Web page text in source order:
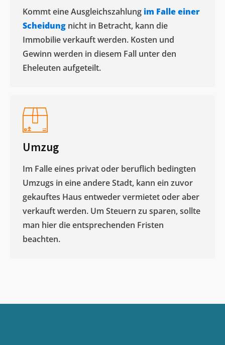
Kommt eine Ausgleichszahlung im Falle einer
Scheidung nicht in Betracht, kann die
Immobilie verkauft werden. Kosten und
Gewinn werden in diesem Fall unter den
Eheleuten aufgeteilt.​
Umzug
Im Falle eines privat oder beruflich bedingten
Umzugs in eine andere Stadt, kann ein zuvor
gekauftes Haus entweder vermietet oder aber
verkauft werden. Um Steuern zu sparen, sollte
man hier die entsprechenden Fristen
beachten.